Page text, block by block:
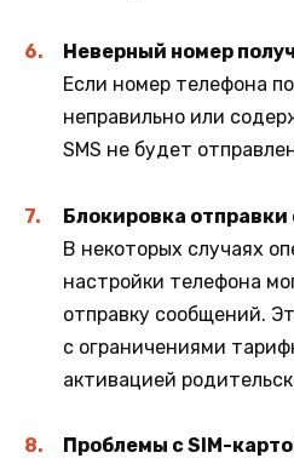
Неверный номер
Если номер телефона
неправильно или
SMS не будет
Блокировка
В некоторых случаях
настройки телефона
отправку сообщений.
с ограничениями
активацией
Проблемы с SIM-